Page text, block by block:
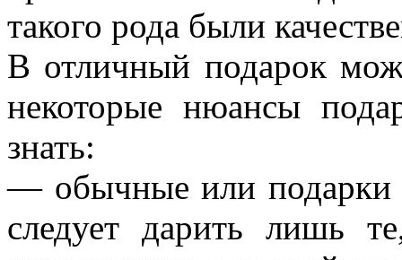
такого рода были
В отличный подарок
некоторые нюансы
знать:
— обычные или подарки
следует дарить лишь